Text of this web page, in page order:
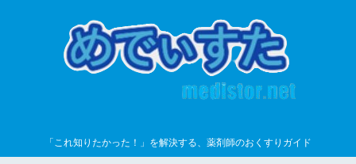
「これ知りたかった！」を解決する、薬剤師のおくすりガイド